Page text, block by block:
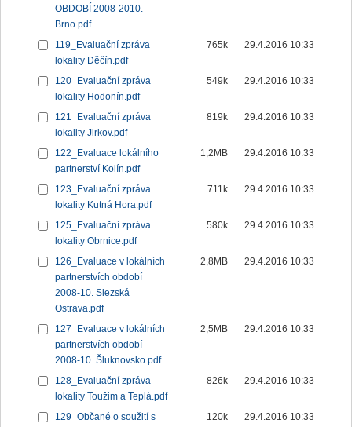
OBDOBÍ 2008-2010.
Brno.pdf
119_Evaluační zpráva
lokality Děčín.pdf
765k 29.4.2016 10:33
120_Evaluační zpráva
lokality Hodonín.pdf
549k 29.4.2016 10:33
121_Evaluační zpráva
lokality Jirkov.pdf
819k 29.4.2016 10:33
122_Evaluace lokálního
partnerství Kolín.pdf
1,2MB 29.4.2016 10:33
123_Evaluační zpráva
lokality Kutná Hora.pdf
711k 29.4.2016 10:33
125_Evaluační zpráva
lokality Obrnice.pdf
580k 29.4.2016 10:33
126_Evaluace v lokálních
partnerstvích období
2008-10. Slezská
Ostrava.pdf
2,8MB 29.4.2016 10:33
127_Evaluace v lokálních
partnerstvích období
2008-10. Šluknovsko.pdf
2,5MB 29.4.2016 10:33
128_Evaluační zpráva
lokality Toužim a Teplá.pdf
826k 29.4.2016 10:33
129_Občané o soužití s
120k 29.4.2016 10:33